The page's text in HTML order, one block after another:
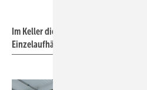
Im Keller dieses Wohnhauses
Einzelaufhängungen installiert.